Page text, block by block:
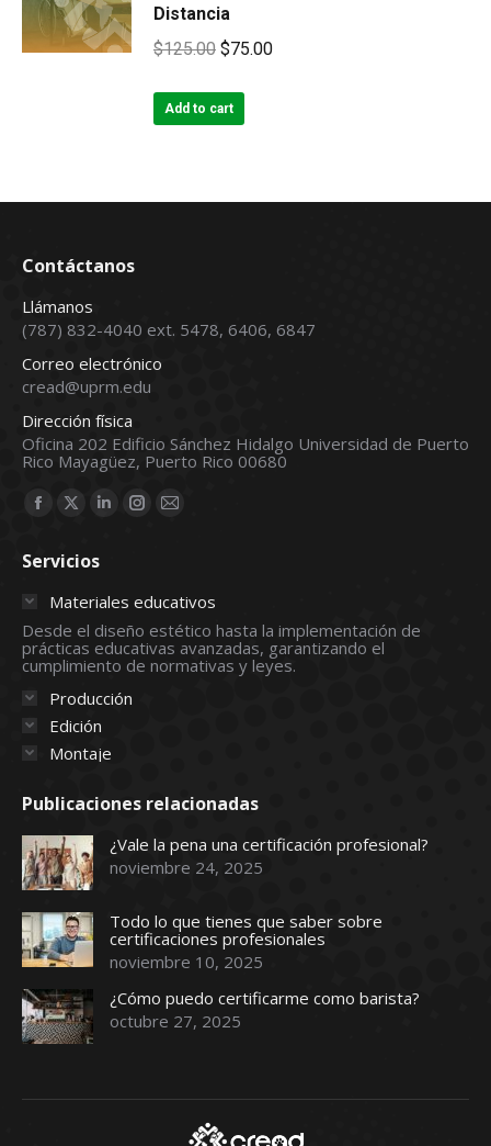
Distancia
$125.00 Original
was:
$75.00Current
Add to cart
Contáctanos
Llámanos
(787) 832-4040 ext. 5478, 6406, 6847
Correo electrónico
cread@uprm.edu
Dirección física
Oficina 202 Edificio Sánchez Hidalgo Universidad de Puerto
Rico Mayagüez, Puerto Rico 00680
Find us on:
Facebook
opens
new
window
X
opens
in
new
window
Linkedin
in
new
window
Instagram
in
new
window
Mail
in
new
window
Servicios
Materiales educativos
Desde el diseño estético hasta la implementación de
prácticas educativas avanzadas, garantizando el
cumplimiento de normativas y leyes.
Producción
Edición
Montaje
Publicaciones relacionadas
¿Vale la pena una certificación profesional?
noviembre 24, 2025
Todo lo que tienes que saber sobre
certificaciones profesionales
noviembre 10, 2025
¿Cómo puedo certificarme como barista?
octubre 27, 2025